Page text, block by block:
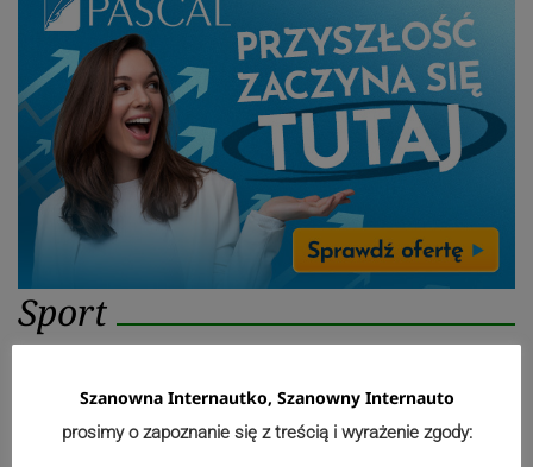
Sport
Mistrzowie świata z MCK Żywiec!
ZDJĘCIA
Szanowna Internautko, Szanowny Internauto
prosimy o zapoznanie się z treścią i wyrażenie zgody: